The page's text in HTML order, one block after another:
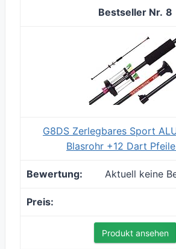
8
G8DS Zerlegbares Sport
Blasrohr +12 Dart
Aktuell keine
Produkt ansehen